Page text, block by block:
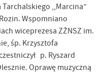
Tarchalskiego ,,Marcina”
Wspomniano
wiceprezesa ZŻNSZ im.
śp. Krzysztofa
p. Ryszard
Oprawę muzyczną